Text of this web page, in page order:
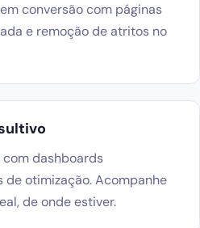
conversão com páginas
e remoção de atritos no
dashboards
otimização. Acompanhe
de onde estiver.